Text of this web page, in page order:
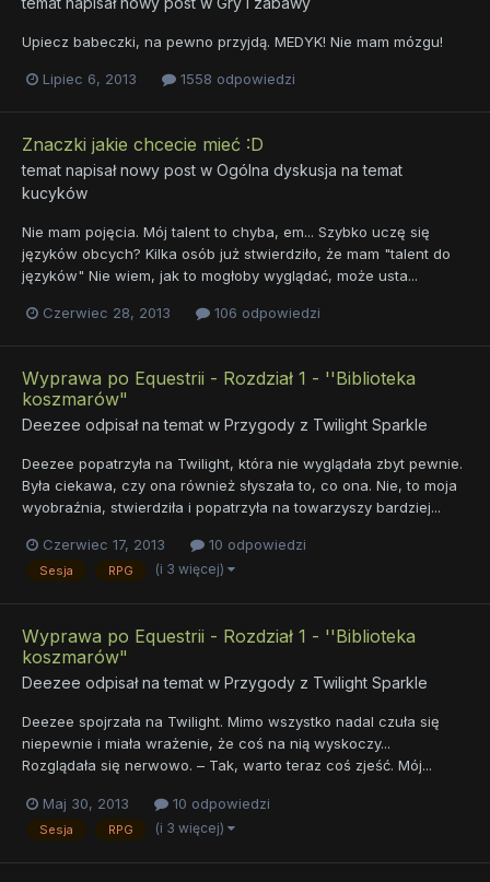
Upiecz babeczki, na pewno przyjdą. MEDYK! Nie mam mózgu!
Lipiec 6, 2013 1558 odpowiedzi
Znaczki jakie chcecie mieć :D
temat napisał nowy post w Ogólna dyskusja na temat
kucyków
Nie mam pojęcia. Mój talent to chyba, em... Szybko uczę się
języków obcych? Kilka osób już stwierdziło, że mam "talent do
języków" Nie wiem, jak to mogłoby wyglądać, może usta...
Czerwiec 28, 2013 106 odpowiedzi
Wyprawa po Equestrii - Rozdział 1 - ''Biblioteka
koszmarów"
Deezee odpisał na temat w Przygody z Twilight Sparkle
Deezee popatrzyła na Twilight, która nie wyglądała zbyt pewnie.
Była ciekawa, czy ona również słyszała to, co ona. Nie, to moja
wyobraźnia, stwierdziła i popatrzyła na towarzyszy bardziej...
Czerwiec 17, 2013 10 odpowiedzi
Sesja RPG (i 3 więcej)
Wyprawa po Equestrii - Rozdział 1 - ''Biblioteka
koszmarów"
Deezee odpisał na temat w Przygody z Twilight Sparkle
Deezee spojrzała na Twilight. Mimo wszystko nadal czuła się
niepewnie i miała wrażenie, że coś na nią wyskoczy...
Rozglądała się nerwowo. – Tak, warto teraz coś zjeść. Mój...
Maj 30, 2013 10 odpowiedzi
Sesja RPG (i 3 więcej)